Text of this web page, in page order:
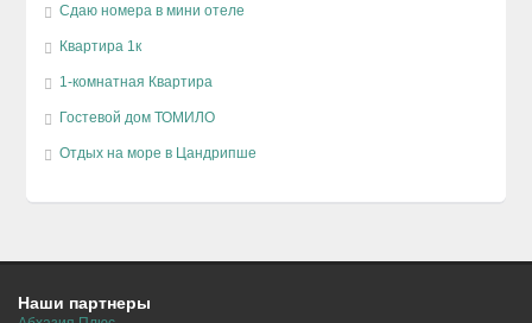
Сдаю номера в мини отеле
Квартира 1к
1-комнатная Квартира
Гостевой дом ТОМИЛО
Отдых на море в Цандрипше
Наши партнеры